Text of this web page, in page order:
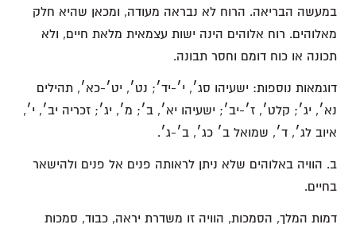
במעשה הבריאה. הרוח לא נבראה מעודה, ומכאן שהיא חלק
מאלוהים. רוח אלוהים הינה ישות עצמאית מלאת חיים, ולא
תכונה או כוח דומם וחסר תבונה.
דוגמאות נוספות: ישעיהו סג׳, י׳-יד׳; נט׳, יט׳-כא׳, תהילים
נא׳, יג׳; קלט׳, ז׳-יב׳; ישעיהו יא׳, ב׳; מ׳, יג׳; זכריה יב׳, י׳,
איוב לג׳, ד׳, שמואל ב׳ כג׳, ב׳-ג׳.
ב. הוויה באלוהים שלא ניתן לראותה פנים אל פנים ולהישאר
בחיים.
דמות המלך, הסמכות, הוויה זו משדרת יראה, כבוד, סמכות